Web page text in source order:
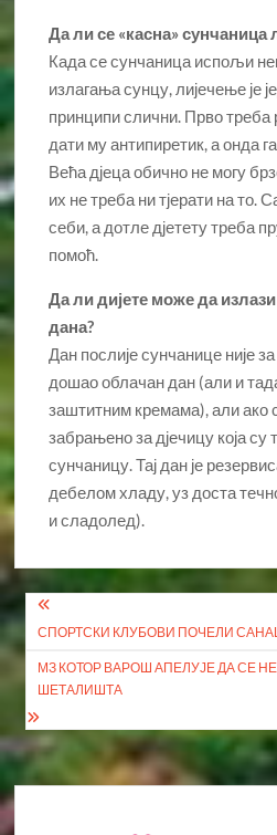
Да ли се «касна»
Када се сунчаница испољи
излагања сунцу, лијечење је
принципи слични. Прво треба
дати му антипиретик, а онда
Већа дјеца обично не могу
их не треба ни тјерати на то.
себи, а дотле дјетету треба
помоћ.
Да ли дијете може да
дана?
Дан послије сунчанице није
дошао облачан дан (али и
заштитним кремама), али ако
забрањено за дјечицу која
сунчаницу. Тај дан је
дебелом хладу, уз доста
и сладолед).
Кретање
чланка
СПОРТСКИ КЛУБОВИ ПОЧЕЛИ
МЗ КОТОР ВАРОШ АПЕЛУЈЕ ДА СЕ
ШЕТАЛИШТА